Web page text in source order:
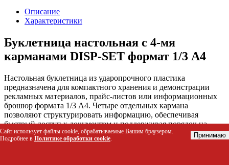
Описание
Характеристики
Буклетница настольная с 4-мя
карманами DISP-SET формат 1/3 A4
Настольная буклетница из ударопрочного пластика
предназначена для компактного хранения и демонстрации
рекламных материалов, прайс-листов или информационных
брошюр формата 1/3 A4. Четыре отдельных кармана
позволяют структурировать информацию, обеспечивая
быстрый доступ к документам и поддерживая порядок на
рабочем столе или в зоне обслуживания клиентов.
Сайт использует файлы cookie, обрабатываемые Вашим браузером.
Подробнее в Политике обработки cookie. Принимаю